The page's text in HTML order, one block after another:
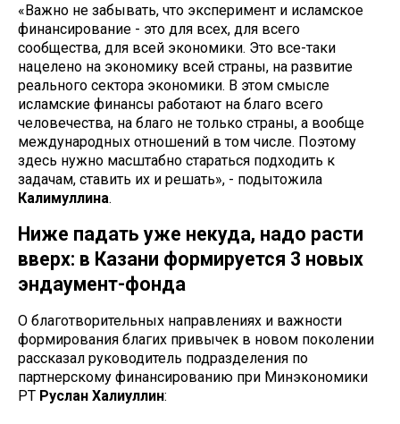
«Важно не забывать, что эксперимент и исламское
финансирование - это для всех, для всего
сообщества, для всей экономики. Это все-таки
нацелено на экономику всей страны, на развитие
реального сектора экономики. В этом смысле
исламские финансы работают на благо всего
человечества, на благо не только страны, а вообще
международных отношений в том числе. Поэтому
здесь нужно масштабно стараться подходить к
задачам, ставить их и решать», - подытожила
Калимуллина.
Ниже падать уже некуда, надо расти
вверх: в Казани формируется 3 новых
эндаумент-фонда
О благотворительных направлениях и важности
формирования благих привычек в новом поколении
рассказал руководитель подразделения по
партнерскому финансированию при Минэкономики
РТ Руслан Халиуллин: